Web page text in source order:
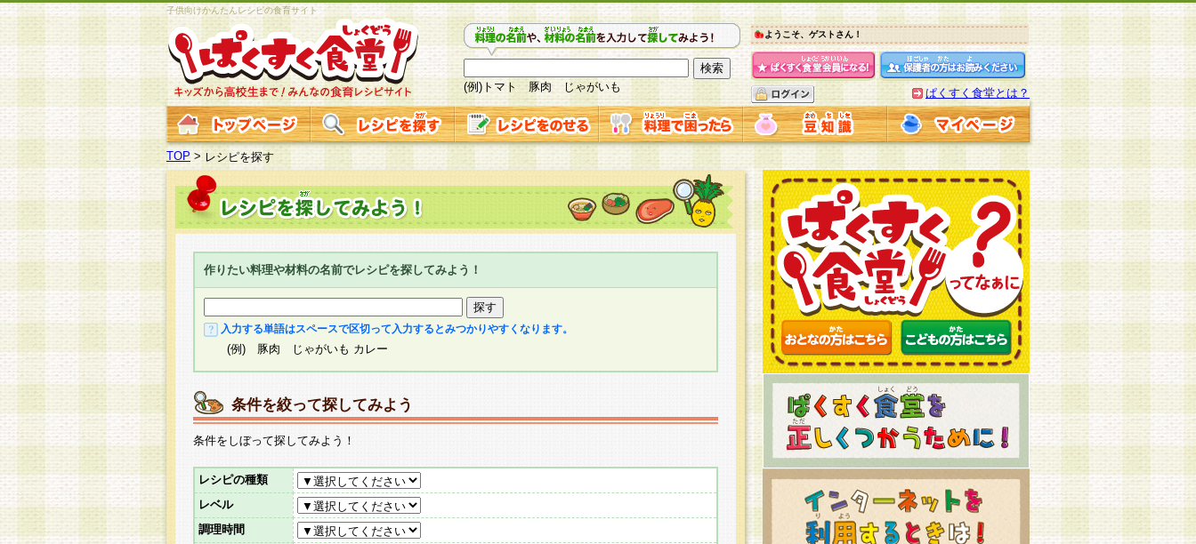
子供向けかんたんレシピの食育サイト
(例)トマト 豚肉 じゃがいも
ようこそ、ゲストさん！
ぱくすく食堂とは？
TOP >レシピを探す
作りたい料理や材料の名前でレシピを探してみよう！
入力する単語はスペースで区切って入力するとみつかりやすくなります。
(例) 豚肉 じゃがいも カレー
条件を絞って探してみよう
条件をしぼって探してみよう！
レシピの種類
レベル
調理時間